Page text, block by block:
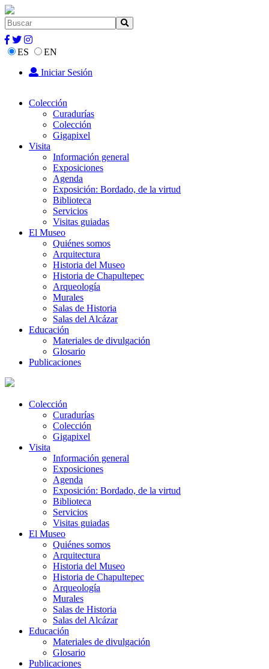
ES
EN
Iniciar Sesión
Colección
Curadurías
Colección
Gigapixel
Visita
Información general
Exposiciones
Agenda
Exposición: Bordado, de la virtud
Biblioteca
Servicios
Visitas guiadas
El Museo
Quiénes somos
Arquitectura
Historia del Museo
Historia de Chapultepec
Arqueología
Murales
Salas de Historia
Salas del Alcázar
Educación
Materiales de divulgación
Glosario
Publicaciones
Colección
Curadurías
Colección
Gigapixel
Visita
Información general
Exposiciones
Agenda
Exposición: Bordado, de la virtud
Biblioteca
Servicios
Visitas guiadas
El Museo
Quiénes somos
Arquitectura
Historia del Museo
Historia de Chapultepec
Arqueología
Murales
Salas de Historia
Salas del Alcázar
Educación
Materiales de divulgación
Glosario
Publicaciones